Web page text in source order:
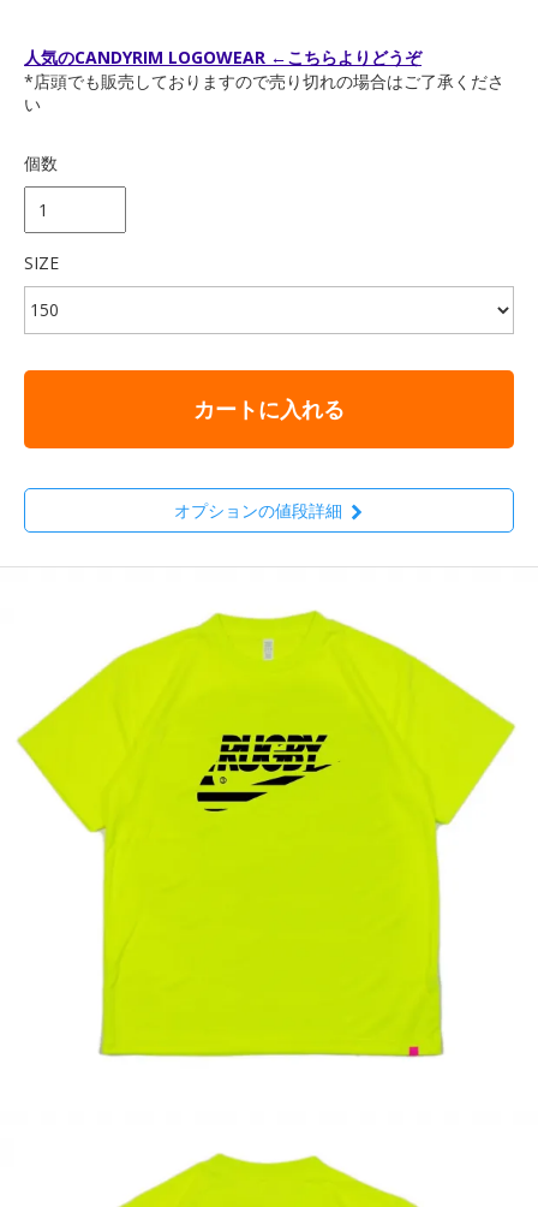
人気のCANDYRIM LOGOWEAR ←こちらよりどうぞ
*店頭でも販売しておりますので売り切れの場合はご了承くださ
い
個数
SIZE
カートに入れる
オプションの値段詳細